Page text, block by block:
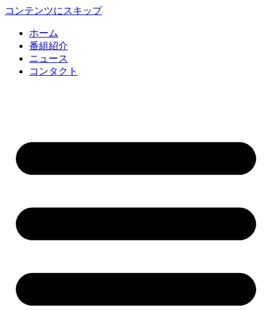
コンテンツにスキップ
ホーム
番組紹介
ニュース
コンタクト